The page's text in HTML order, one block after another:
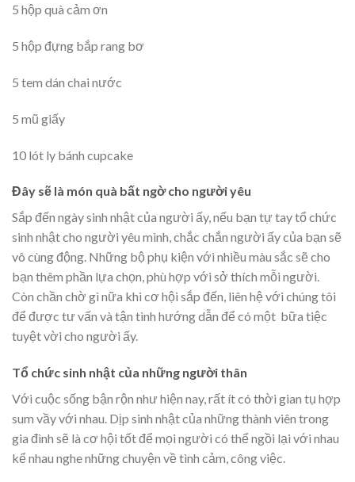
5 hộp quà cảm ơn
5 hộp đựng bắp rang bơ
5 tem dán chai nước
5 mũ giấy
10 lót ly bánh cupcake
Đây sẽ là món quà bất ngờ cho người yêu
Sắp đến ngày sinh nhật của người ấy, nếu bạn tự tay tổ chức
sinh nhật cho người yêu mình, chắc chắn người ấy của bạn sẽ
vô cùng động. Những bộ phụ kiện với nhiều màu sắc sẽ cho
bạn thêm phần lựa chọn, phù hợp với sở thích mỗi người.
Còn chần chờ gì nữa khi cơ hội sắp đến, liên hệ với chúng tôi
để được tư vấn và tận tình hướng dẫn để có một bữa tiệc
tuyệt vời cho người ấy.
Tổ chức sinh nhật của những người thân
Với cuộc sống bận rộn như hiện nay, rất ít có thời gian tụ hợp
sum vầy với nhau. Dịp sinh nhật của những thành viên trong
gia đình sẽ là cơ hội tốt để mọi người có thể ngồi lại với nhau
kể nhau nghe những chuyện về tình cảm, công việc.